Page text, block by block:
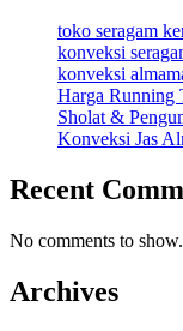
toko seragam
konveksi
konveksi
Harga Running
Sholat &
Konveksi Jas
Recent
No comments to show.
Archives